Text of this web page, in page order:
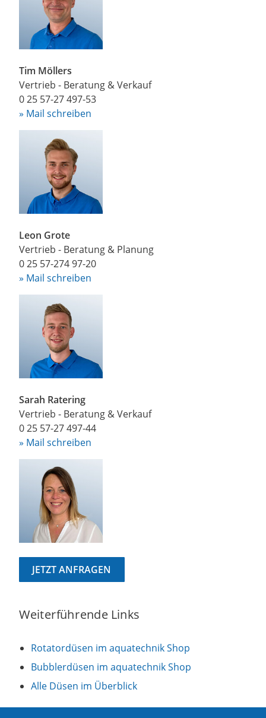
Tim Möllers
Vertrieb - Beratung & Verkauf
0 25 57-27 497-53
» Mail schreiben
Leon Grote
Vertrieb - Beratung & Planung
0 25 57-274 97-20
» Mail schreiben
Sarah Ratering
Vertrieb - Beratung & Verkauf
0 25 57-27 497-44
» Mail schreiben
JETZT ANFRAGEN
Weiterführende Links
Rotatordüsen im aquatechnik Shop
Bubblerdüsen im aquatechnik Shop
Alle Düsen im Überblick